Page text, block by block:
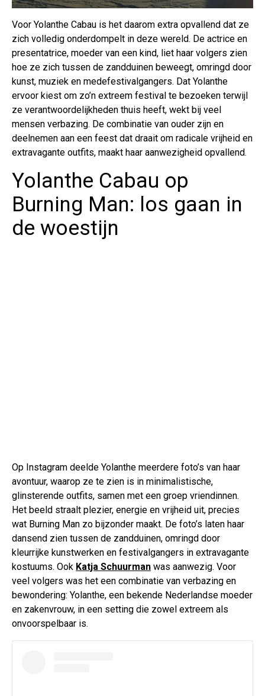
Voor Yolanthe Cabau is het daarom extra opvallend dat ze
zich volledig onderdompelt in deze wereld. De actrice en
presentatrice, moeder van een kind, liet haar volgers zien
hoe ze zich tussen de zandduinen beweegt, omringd door
kunst, muziek en medefestivalgangers. Dat Yolanthe
ervoor kiest om zo’n extreem festival te bezoeken terwijl
ze verantwoordelijkheden thuis heeft, wekt bij veel
mensen verbazing. De combinatie van ouder zijn en
deelnemen aan een feest dat draait om radicale vrijheid en
extravagante outfits, maakt haar aanwezigheid opvallend.
Yolanthe Cabau op
Burning Man: los gaan in
de woestijn
Op Instagram deelde Yolanthe meerdere foto’s van haar
avontuur, waarop ze te zien is in minimalistische,
glinsterende outfits, samen met een groep vriendinnen.
Het beeld straalt plezier, energie en vrijheid uit, precies
wat Burning Man zo bijzonder maakt. De foto’s laten haar
dansend zien tussen de zandduinen, omringd door
kleurrijke kunstwerken en festivalgangers in extravagante
kostuums. Ook Katja Schuurman was aanwezig. Voor
veel volgers was het een combinatie van verbazing en
bewondering: Yolanthe, een bekende Nederlandse moeder
en zakenvrouw, in een setting die zowel extreem als
onvoorspelbaar is.